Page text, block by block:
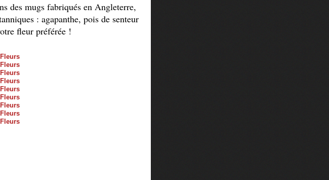
des mugs fabriqués en Angleterre,
: agapanthe, pois de senteur
fleur préférée !